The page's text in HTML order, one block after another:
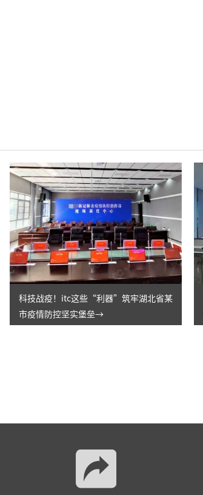
科技战疫！itc这些“利器”筑牢湖北省某
市疫情防控坚实堡垒→